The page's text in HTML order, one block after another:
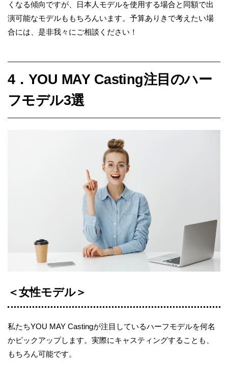
くなる傾向ですが、日本人モデルを使用する場合と同額で出
演可能なモデルももちろんいます。予算ありきで考えたい場
合には、是非我々にご相談ください！
4．YOU MAY Casting注目のハー
フモデル3選
＜女性モデル＞
私たちYOU MAY Castingが注目しているハーフモデルを何名
かピックアップします。実際にキャスティングすることも、
もちろん可能です。